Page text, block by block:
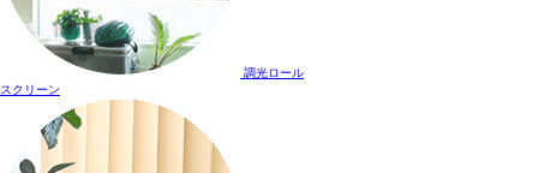
調光ロール
スクリーン